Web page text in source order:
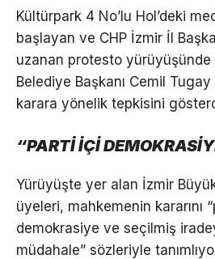
Kültürpark 4 No’lu Hol’deki
başlayan ve CHP İzmir İl
uzanan protesto yürüyüşünde
Belediye Başkanı Cemil
karara yönelik tepkisini
“PARTİ İÇİ
Yürüyüşte yer alan İzmir
üyeleri, mahkemenin kararını
demokrasiye ve seçilmiş
müdahale” sözleriyle